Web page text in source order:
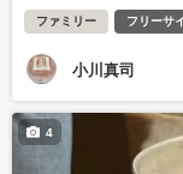
ファミリー フリーサ
小川真司
4